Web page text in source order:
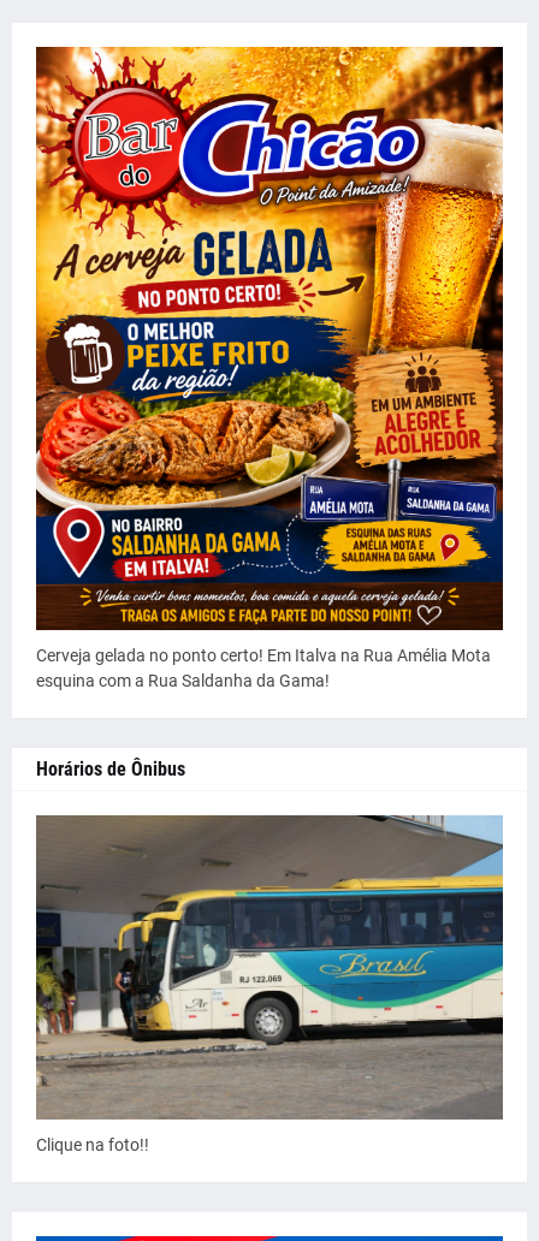
Cerveja gelada no ponto certo! Em Italva na Rua Amélia Mota
esquina com a Rua Saldanha da Gama!
Horários de Ônibus
Clique na foto!!